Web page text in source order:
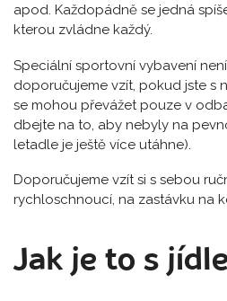
apod. Každopádně se jedná
kterou zvládne každý.
Speciální sportovní vybavení
doporučujeme vzít, pokud jste s
se mohou převážet pouze v
dbejte na to, aby nebyly na
letadle je ještě více utáhne).
Doporučujeme vzít si s sebou
rychloschnoucí, na zastávku na
Jak je to s